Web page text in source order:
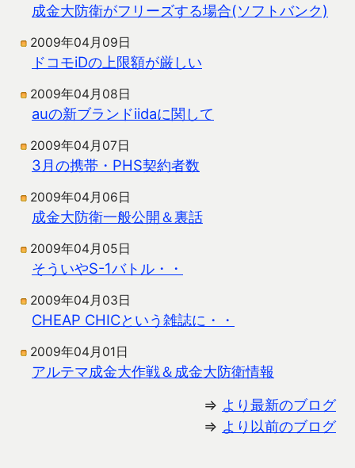
成金大防衛がフリーズする場合(ソフトバンク)
2009年04月09日
ドコモiDの上限額が厳しい
2009年04月08日
auの新ブランドiidaに関して
2009年04月07日
3月の携帯・PHS契約者数
2009年04月06日
成金大防衛一般公開＆裏話
2009年04月05日
そういやS-1バトル・・
2009年04月03日
CHEAP CHICという雑誌に・・
2009年04月01日
アルテマ成金大作戦＆成金大防衛情報
⇒ より最新のブログ
⇒ より以前のブログ